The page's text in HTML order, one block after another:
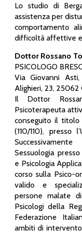
Lo studio di
assistenza per
comportamento
difficoltà affettive
Dottor Rossano
PSICOLOGO
Via Giovanni
Alighieri, 23, 25062
Il Dottor
Psicoterapeuta
conseguito il
(110/110), presso
Sessuologia
e Psicologia
corso sulla Psico-
valido e
persone malate
Psicologi della
Federazione
ambiti di